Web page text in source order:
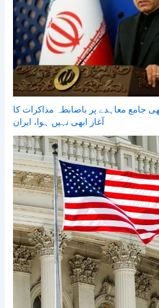
جامع معاہدے پر باضابطہ مذاکرات کا
آغاز ابھی نہیں ہوا، ایران